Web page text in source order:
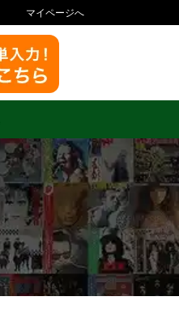
マイページへ